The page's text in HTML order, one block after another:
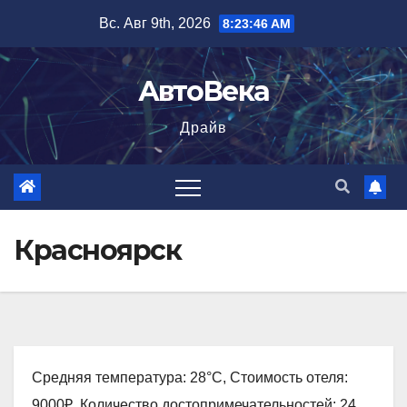
содержимому
Вс. Авг 9th, 2026 8:23:47 AM
АвтоВека
Драйв
Красноярск
Средняя температура: 28°C, Стоимость отеля: